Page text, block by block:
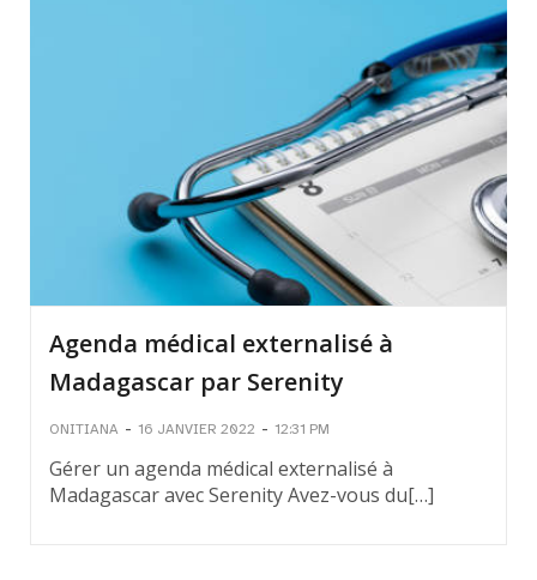
Agenda médical externalisé à
Madagascar par Serenity
ONITIANA - 16 JANVIER 2022 - 12:31 PM
Gérer un agenda médical externalisé à
Madagascar avec Serenity Avez-vous du[…]